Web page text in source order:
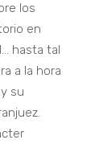
los
en
hasta tal
a la hora
su